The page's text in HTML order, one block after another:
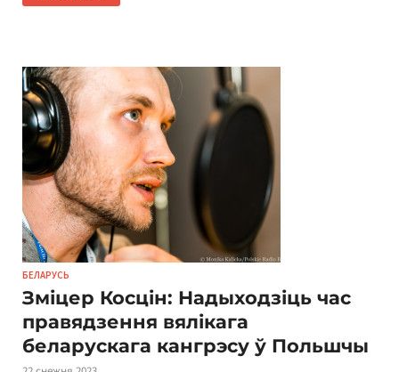
БЕЛАРУСЬ
Зміцер Косцін: Надыходзіць час
правядзення вялікага
беларускага кангрэсу ў Польшчы